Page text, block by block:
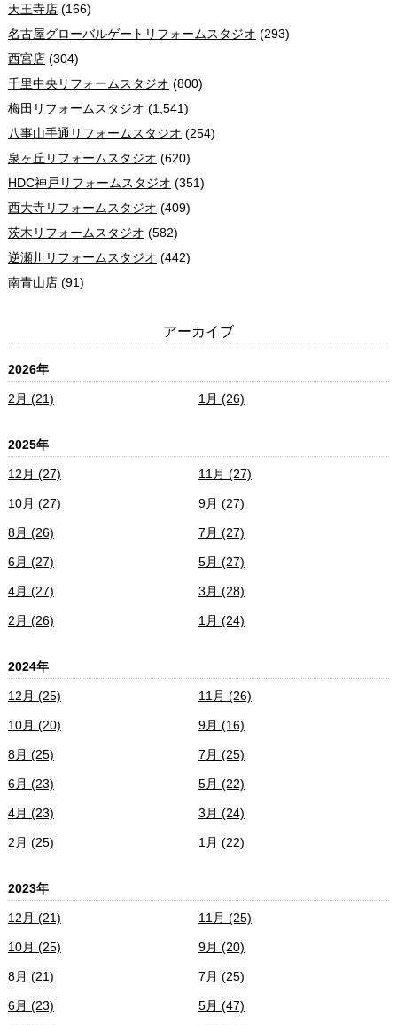
天王寺店(166)
名古屋グローバルゲートリフォームスタジオ (293)
西宮店(304)
千里中央リフォームスタジオ (800)
梅田リフォームスタジオ (1,541)
八事山手通リフォームスタジオ (254)
泉ヶ丘リフォームスタジオ (620)
HDC神戸リフォームスタジオ (351)
西大寺リフォームスタジオ (409)
茨木リフォームスタジオ (582)
逆瀬川リフォームスタジオ (442)
南青山店(91)
アーカイブ
2026年
2月 (21) 1月 (26)
2025年
12月 (27) 11月 (27)
10月 (27) 9月 (27)
8月 (26) 7月 (27)
6月 (27) 5月 (27)
4月 (27) 3月 (28)
2月 (26) 1月 (24)
2024年
12月 (25) 11月 (26)
10月 (20) 9月 (16)
8月 (25) 7月 (25)
6月 (23) 5月 (22)
4月 (23) 3月 (24)
2月 (25) 1月 (22)
2023年
12月 (21) 11月 (25)
10月 (25) 9月 (20)
8月 (21) 7月 (25)
6月 (23) 5月 (47)